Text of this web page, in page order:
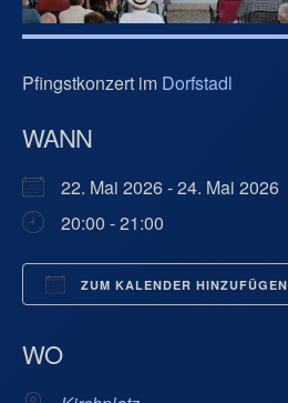
Pfingstkonzert im Dorfstadl
WANN
22. Mai 2026 - 24. Mai 2026
20:00 - 21:00
ZUM KALENDER HINZUFÜGEN
WO